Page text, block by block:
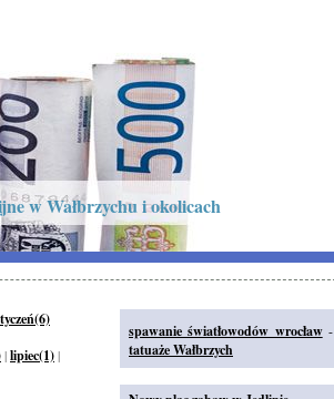
w Wałbrzychu i okolicach
|lipiec(1)|
spawanie światłowodów wrocław-
tatuaże Wałbrzych